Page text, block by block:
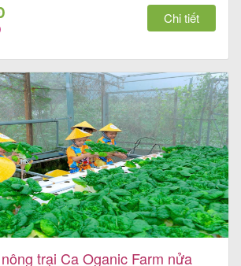
Chi tiết
trại Ca Oganic Farm nửa